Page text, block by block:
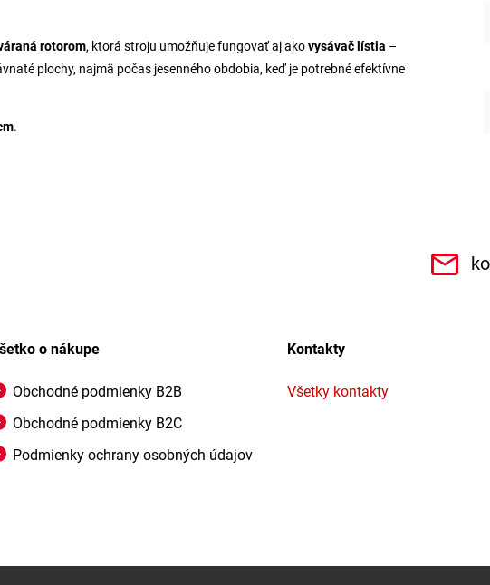
rotorom, ktorá stroju umožňuje fungovať aj akovysávač lístia –
plochy, najmä počas jesenného obdobia, keď je potrebné efektívne
.
o nákupe
Obchodné podmienky B2B
Obchodné podmienky B2C
Podmienky ochrany osobných údajov
Kontakty
Všetky kontakty